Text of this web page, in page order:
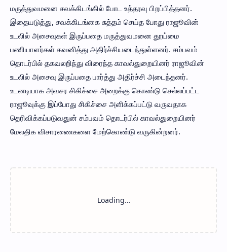
மருத்துவமனை சவக்கிடங்கில் போட உத்தரவு பிறப்பித்தனர்.
இதையடுத்து, சவக்கிடங்கை சுத்தம் செய்த போது ராஜூவின்
உடலில் அசைவுகள் இருப்பதை மருத்துவமனை தூய்மை
பணியாளர்கள் கவனித்து அதிர்ச்சியடைந்துள்ளனர். சம்பவம்
தொடர்பில் தகவலறிந்து விரைந்த காவல்துறையினர் ராஜூவின்
உடலில் அசைவு இருப்பதை பார்த்து அதிர்ச்சி அடைந்தனர்.
உடனடியாக அவசர சிகிச்சை அறைக்கு கொண்டு செல்லப்பட்ட
ராஜூவுக்கு இப்போது சிகிச்சை அளிக்கப்பட்டு வருவதாக
தெரிவிக்கப்படுவதுன் சம்பவம் தொடர்பில் காவல்துறையினர்
மேலதிக விசாரணைகளை மேற்கொண்டு வருகின்றனர்.